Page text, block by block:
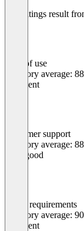
The ratings result
Ease of use
Category average:
Excellent
Customer support
Category average:
Very good
Meets requirements
Category average:
Excellent